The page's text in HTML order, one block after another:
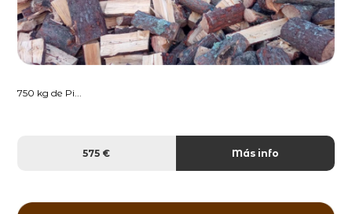
750 kg de Pi...
575 € Más info